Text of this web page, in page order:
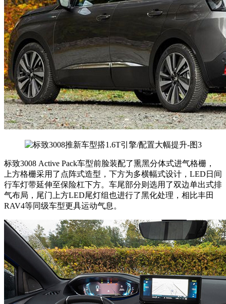
标致3008 Active Pack车型前脸装配了熏黑分体式进气格栅，
上方格栅采用了点阵式造型，下方为多横幅式设计，LED日间
行车灯带延伸至保险杠下方。车尾部分则选用了双边单出式排
气布局，尾门上方LED尾灯组也进行了黑化处理，相比丰田
RAV4等同级车型更具运动气息。